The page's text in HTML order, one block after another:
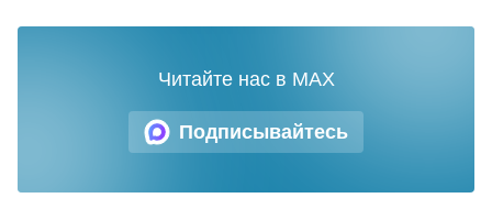
Подписывайтесь
Читайте нас в MAX